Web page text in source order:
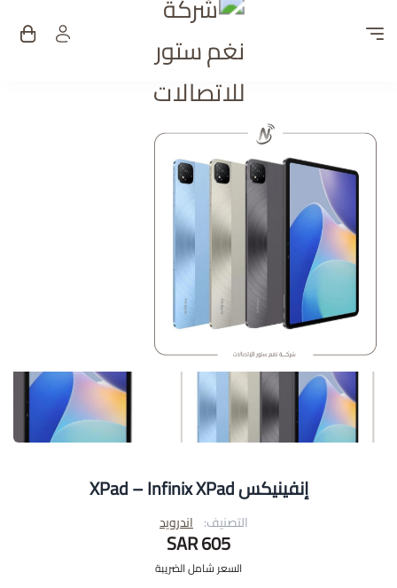
شركة نغم ستور
إنفينيكس XPad – Infinix XPad
التصنيف: اندرويد
605 SAR
السعر شامل الضريبة